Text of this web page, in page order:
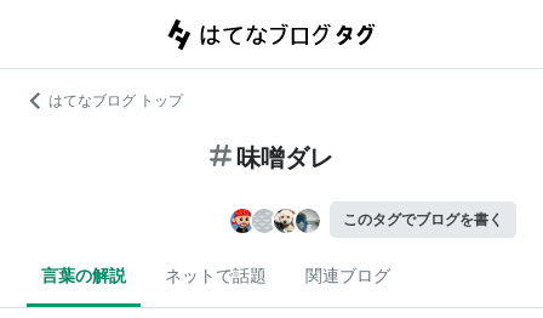
はてなブログ トップ
味噌ダレ
このタグでブログを書く
言葉の解説 ネットで話題 関連ブログ